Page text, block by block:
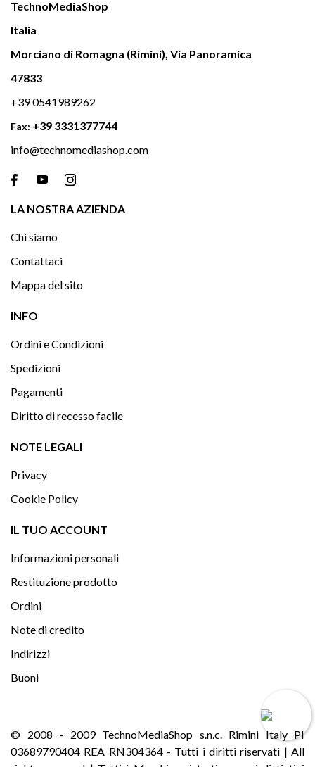
TechnoMediaShop
Italia
Morciano di Romagna (Rimini), Via Panoramica
47833
+39 0541989262
Fax: +39 3331377744
info@technomediashop.com
LA NOSTRA AZIENDA
Chi siamo
Contattaci
Mappa del sito
INFO
Ordini e Condizioni
Spedizioni
Pagamenti
Diritto di recesso facile
NOTE LEGALI
Privacy
Cookie Policy
IL TUO ACCOUNT
Informazioni personali
Restituzione prodotto
Ordini
Note di credito
Indirizzi
Buoni
© 2008 - 2009 TechnoMediaShop s.n.c. Rimini Italy PI
03689790404 REA RN304364 - Tutti i diritti riservati | All